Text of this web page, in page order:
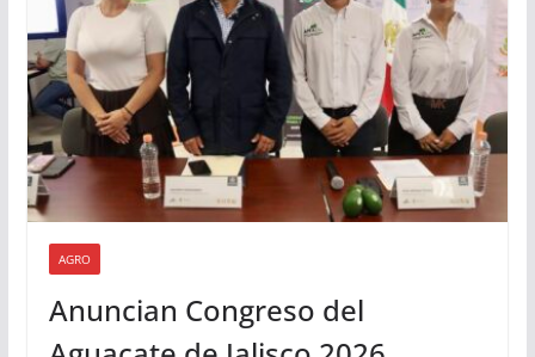
AGRO
Anuncian Congreso del